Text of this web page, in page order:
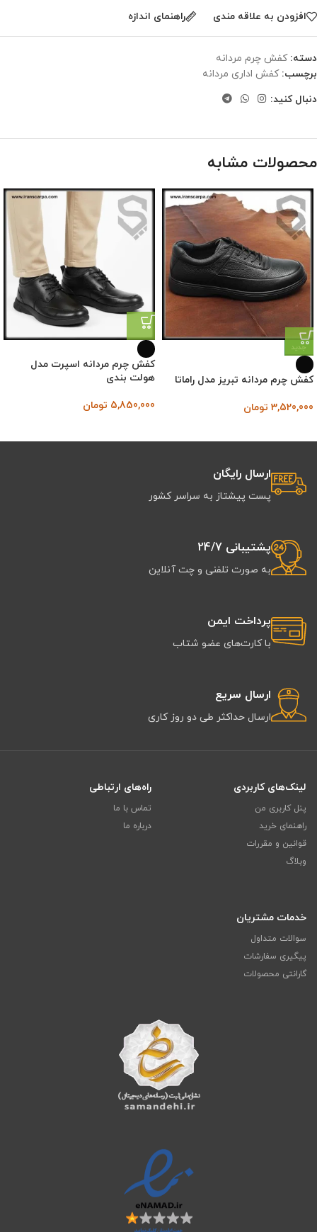
افزودن به علاقه مندی راهنمای اندازه
دسته: کفش چرم مردانه
برچسب: کفش اداری مردانه
دنبال کنید:
محصولات مشابه
جدید
کفش چرم مردانه تبریز مدل راماتا
3,520,000 تومان
کفش چرم مردانه اسپرت مدل
هولت بندی
5,850,000 تومان
ارسال رایگان
پست پیشتاز به سراسر کشور
پشتیبانی 24/7
به صورت تلفنی و چت آنلاین
پرداخت ایمن
با کارت‌های عضو شتاب
ارسال سریع
ارسال حداکثر طی دو روز کاری
لینک‌های کاربردی
پنل کاربری من
راهنمای خرید
قوانین و مقررات
وبلاگ
راه‌های ارتباطی
تماس با ما
درباره ما
خدمات مشتریان
سوالات متداول
پیگیری سفارشات
گارانتی محصولات